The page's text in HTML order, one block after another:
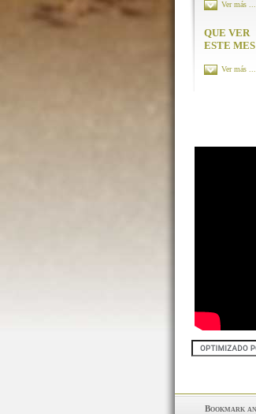
Ver más ...
QUE VER
ESTE MES
Ver más ...